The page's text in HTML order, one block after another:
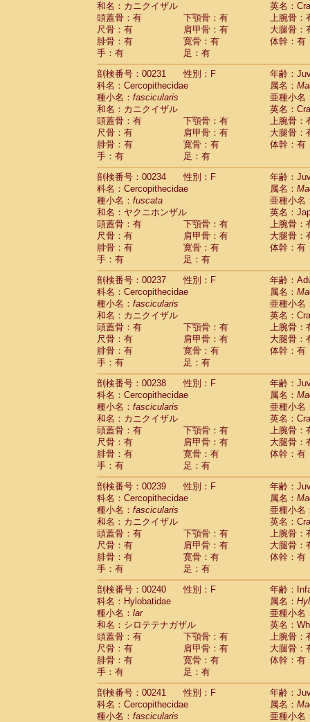
和名：カニクイザル
英名：
頭蓋骨：有
下顎骨：有
上腕骨：
尺骨：有
肩甲骨：有
大腿骨：
腓骨：有
寛骨：有
体幹：有
手：有
足：有
剖検番号：00231
性別：F
年齢：
科名：Cercopithecidae
属名：
種小名： fascicularis
亜種小名
和名：カニクイザル
英名：
頭蓋骨：有
下顎骨：有
上腕骨：
尺骨：有
肩甲骨：有
大腿骨：
腓骨：有
寛骨：有
体幹：有
手：有
足：有
剖検番号：00234
性別：F
年齢：
科名：Cercopithecidae
属名：
種小名： fuscata
亜種小名
和名：ヤクニホンザル
英名：
頭蓋骨：有
下顎骨：有
上腕骨：
尺骨：有
肩甲骨：有
大腿骨：
腓骨：有
寛骨：有
体幹：有
手：有
足：有
剖検番号：00237
性別：F
年齢：
科名：Cercopithecidae
属名：
種小名： fascicularis
亜種小名
和名：カニクイザル
英名：
頭蓋骨：有
下顎骨：有
上腕骨：
尺骨：有
肩甲骨：有
大腿骨：
腓骨：有
寛骨：有
体幹：有
手：有
足：有
剖検番号：00238
性別：F
年齢：
科名：Cercopithecidae
属名：
種小名： fascicularis
亜種小名
和名：カニクイザル
英名：
頭蓋骨：有
下顎骨：有
上腕骨：
尺骨：有
肩甲骨：有
大腿骨：
腓骨：有
寛骨：有
体幹：有
手：有
足：有
剖検番号：00239
性別：F
年齢：
科名：Cercopithecidae
属名：
種小名： fascicularis
亜種小名
和名：カニクイザル
英名：
頭蓋骨：有
下顎骨：有
上腕骨：
尺骨：有
肩甲骨：有
大腿骨：
腓骨：有
寛骨：有
体幹：有
手：有
足：有
剖検番号：00240
性別：F
年齢：
科名：Hylobatidae
属名：
種小名： lar
亜種小名
和名：シロテテナガザル
英名：
頭蓋骨：有
下顎骨：有
上腕骨：
尺骨：有
肩甲骨：有
大腿骨：
腓骨：有
寛骨：有
体幹：有
手：有
足：有
剖検番号：00241
性別：F
年齢：
科名：Cercopithecidae
属名：
種小名： fascicularis
亜種小名